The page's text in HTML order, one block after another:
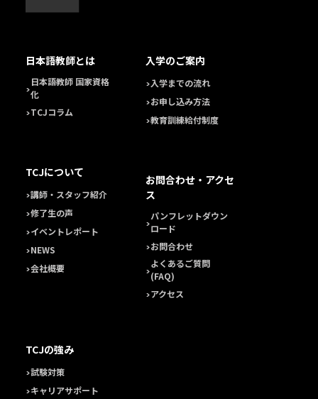
日本語教師とは
日本語教師 国家資格
化
TCJコラム
TCJについて
講師・スタッフ紹介
修了生の声
イベントレポート
NEWS
会社概要
TCJの強み
試験対策
キャリアサポート
入学のご案内
入学までの流れ
お申し込み方法
教育訓練給付制度
お問合わせ・アクセ
ス
パンフレットダウン
ロード
お問合わせ
よくあるご質問
(FAQ)
アクセス